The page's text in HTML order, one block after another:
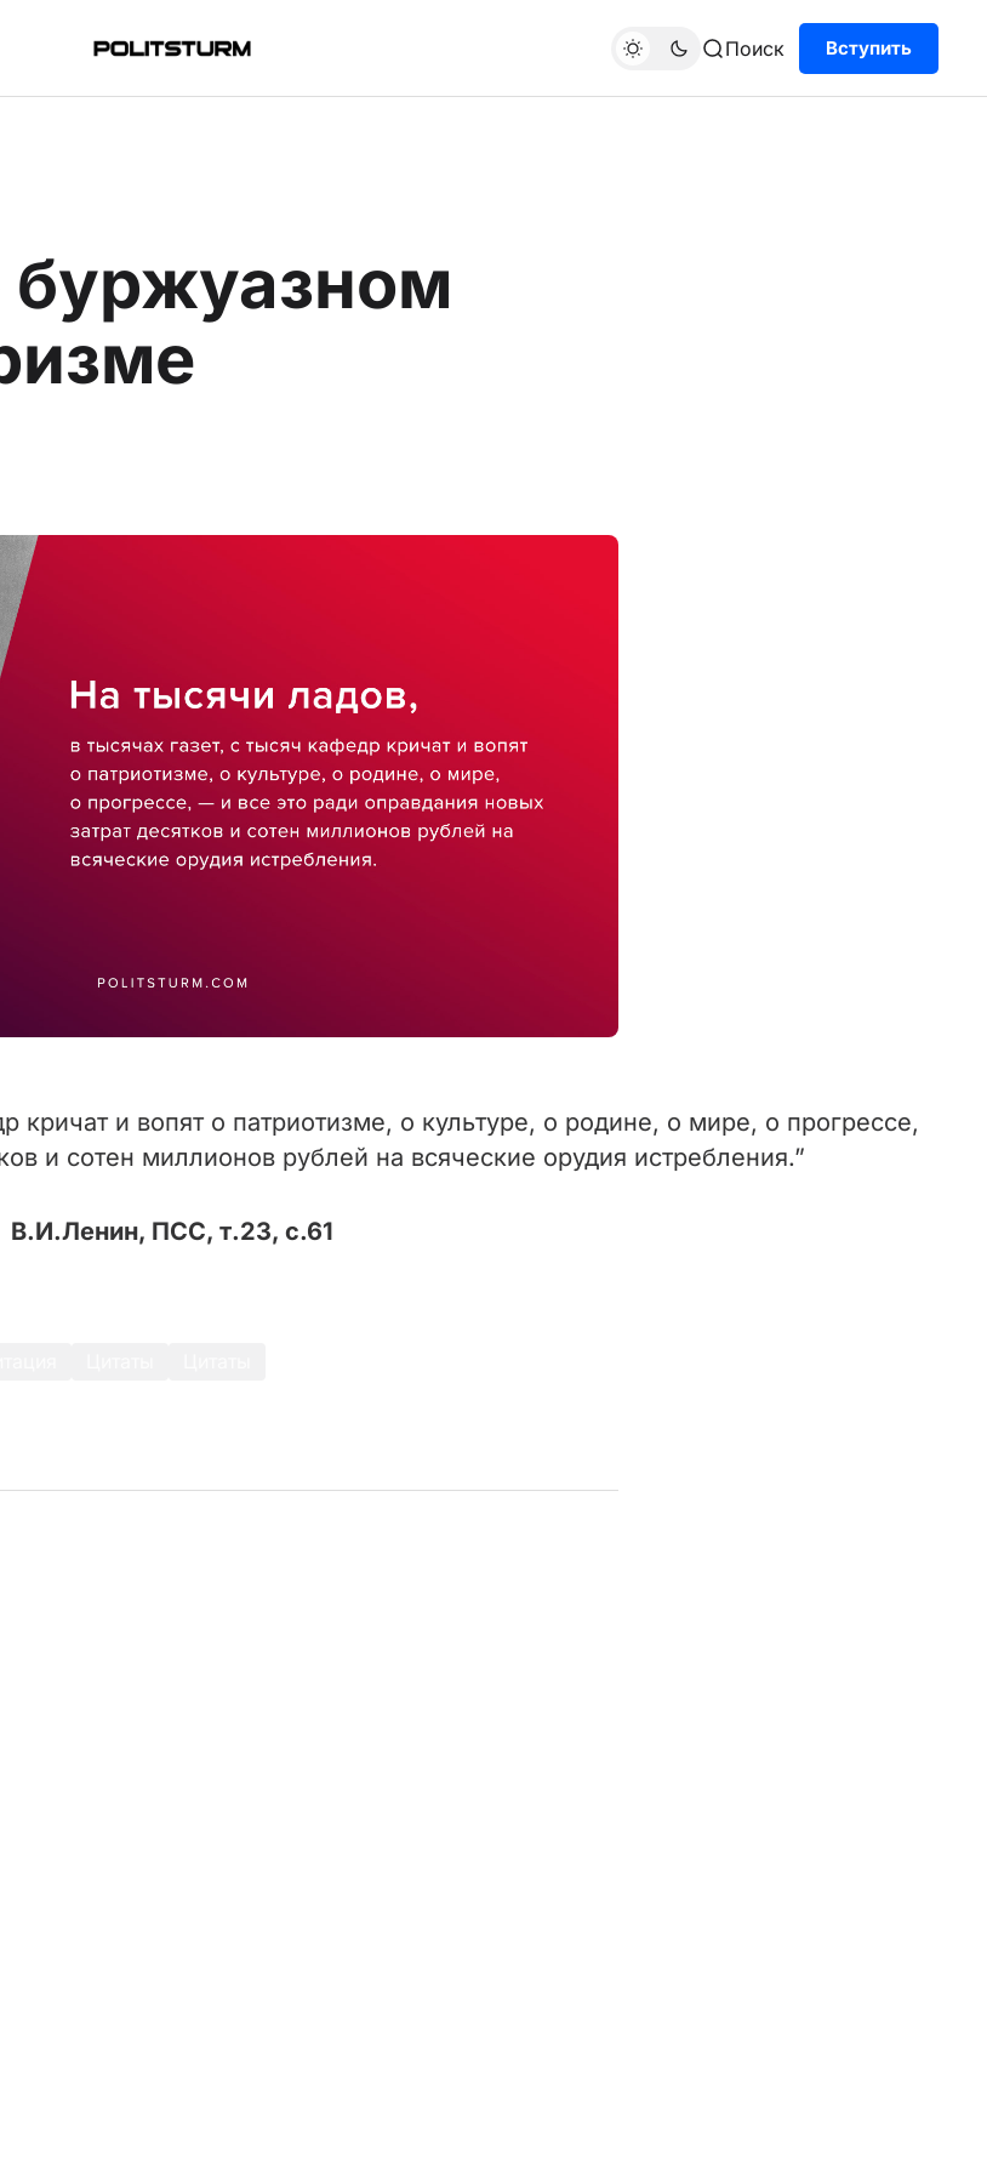
Поиск Вступить
буржуазном
кричат и вопят о патриотизме, о культуре, о родине, о мире, о прогрессе,
и сотен миллионов рублей на всяческие орудия истребления.”
В.И.Ленин, ПСС, т.23, с.61